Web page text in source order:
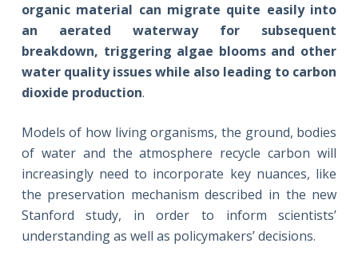
organic material can migrate quite easily into
an aerated waterway for subsequent
breakdown, triggering algae blooms and other
water quality issues while also leading to carbon
dioxide production.
Models of how living organisms, the ground, bodies
of water and the atmosphere recycle carbon will
increasingly need to incorporate key nuances, like
the preservation mechanism described in the new
Stanford study, in order to inform scientists’
understanding as well as policymakers’ decisions.